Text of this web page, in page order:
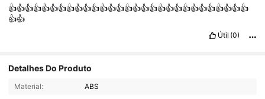
👍👍👍👍👍👍👍👍👍👍👍👍👍👍👍👍👍👍👍👍👍👍👍👍👍👍👍👍👍
👍👍
Útil (0)
Detalhes Do Produto
Material: ABS